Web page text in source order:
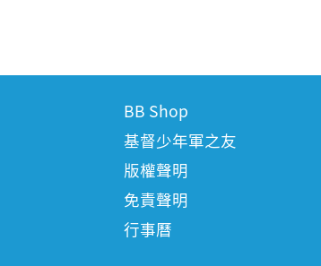
BB Shop
基督少年軍之友
版權聲明
免責聲明
行事曆